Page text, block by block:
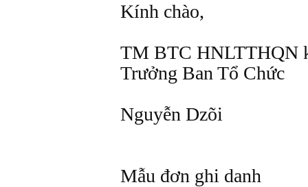
Kính chào,
TM BTC HNLTTHQN
Trưởng Ban Tổ Chức
Nguyễn Dzõi
Mẫu đơn ghi danh